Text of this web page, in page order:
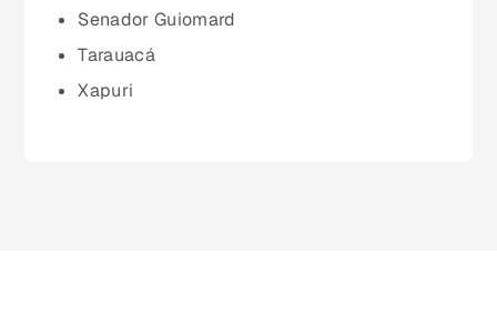
Senador Guiomard
Tarauacá
Xapuri